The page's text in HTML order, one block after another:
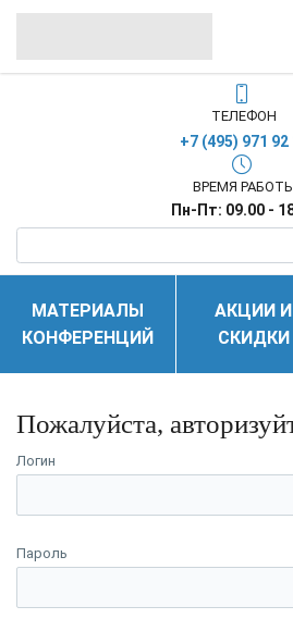
ТЕЛЕФОН
+7 (495) 971 92
ВРЕМЯ
Пн-Пт: 09.00 -
МАТЕРИАЛЫ
КОНФЕРЕНЦИЙ
АКЦИИ И
СКИДКИ
Пожалуйста,
Логин
Пароль